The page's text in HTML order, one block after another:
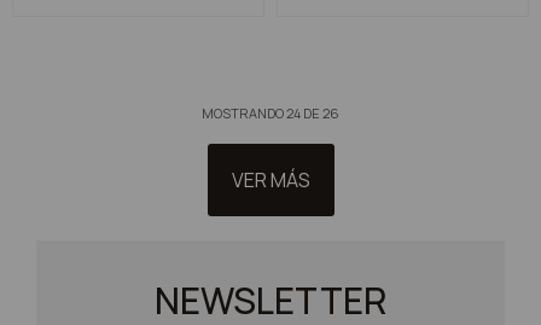
MOSTRANDO24 DE 26
VER MÁS
NEWSLETTER